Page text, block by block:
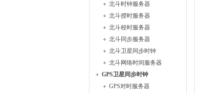
北斗时钟服务器
北斗授时服务器
北斗校时服务器
北斗同步服务器
北斗卫星同步时钟
北斗网络时间服务器
GPS卫星同步时钟
GPS对时服务器